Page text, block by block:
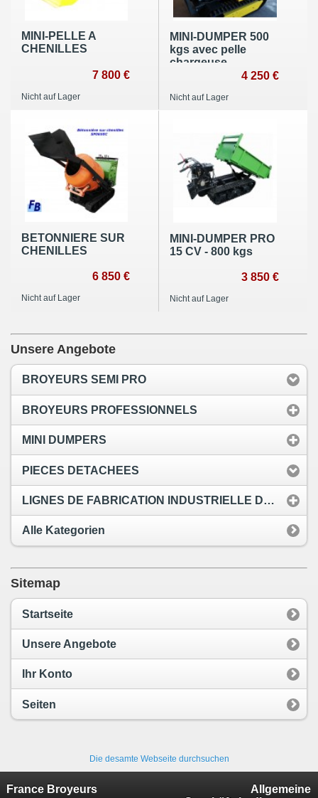
MINI-PELLE A
CHENILLES
7 800 €
Nicht auf Lager
MINI-DUMPER 500
kgs avec pelle
chargeuse
4 250 €
Nicht auf Lager
BETONNIERE SUR
CHENILLES
6 850 €
Nicht auf Lager
MINI-DUMPER PRO
15 CV - 800 kgs
3 850 €
Nicht auf Lager
Unsere Angebote
BROYEURS SEMI PRO
BROYEURS PROFESSIONNELS
MINI DUMPERS
PIECES DETACHEES
LIGNES DE FABRICATION INDUSTRIELLE DE PELLETS
Alle Kategorien
Sitemap
Startseite
Unsere Angebote
Ihr Konto
Seiten
Die desamte Webseite durchsuchen
France Broyeurs
Allgemeine